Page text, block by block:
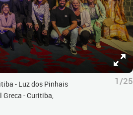
- Luz dos Pinhais
Greca - Curitiba,
1/25